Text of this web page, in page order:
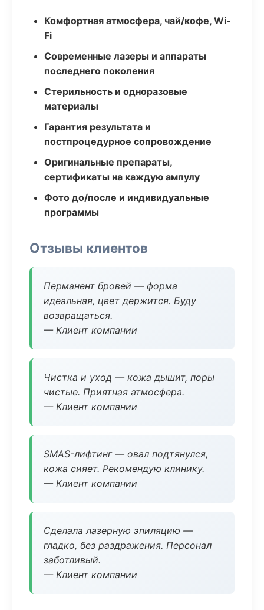
Комфортная атмосфера, чай/кофе, Wi-
Fi
Современные лазеры и аппараты
последнего поколения
Стерильность и одноразовые
материалы
Гарантия результата и
постпроцедурное сопровождение
Оригинальные препараты,
сертификаты на каждую ампулу
Фото до/после и индивидуальные
программы
Отзывы клиентов
Перманент бровей — форма
идеальная, цвет держится. Буду
возвращаться.
— Клиент компании
Чистка и уход — кожа дышит, поры
чистые. Приятная атмосфера.
— Клиент компании
SMAS-лифтинг — овал подтянулся,
кожа сияет. Рекомендую клинику.
— Клиент компании
Сделала лазерную эпиляцию —
гладко, без раздражения. Персонал
заботливый.
— Клиент компании